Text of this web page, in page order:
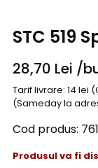
STC 519
28,70 Lei /
Tarif livrare: 14 lei
(Sameday la
Cod produs:
Produsul va fi